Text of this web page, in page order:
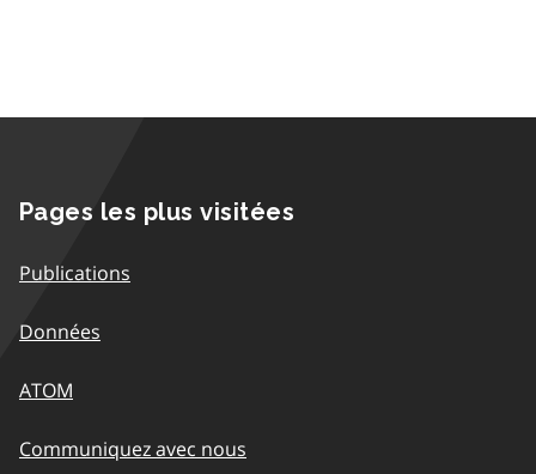
Pages les plus visitées
Publications
Données
ATOM
Communiquez avec nous